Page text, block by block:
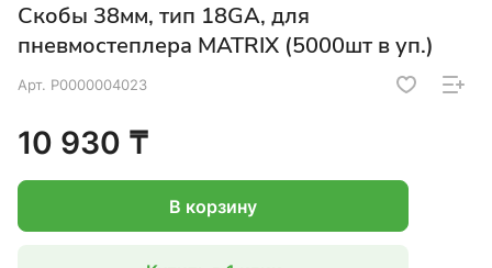
Скобы 38мм, тип 18GA, для
пневмостеплера MATRIX (5000шт в уп.)
Арт. Р0000004023
10 930 ₸
В корзину